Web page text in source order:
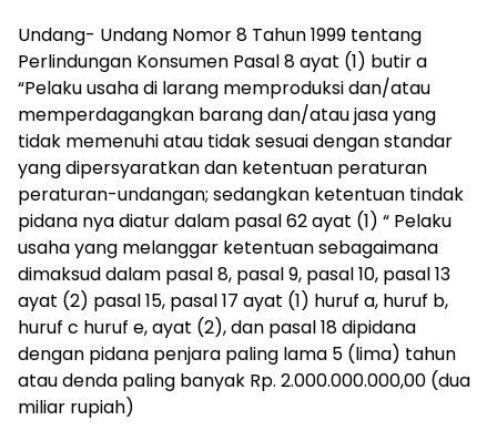
Undang- Undang Nomor 8 Tahun 1999 tentang
Perlindungan Konsumen Pasal 8 ayat (1) butir a
“Pelaku usaha di larang memproduksi dan/atau
memperdagangkan barang dan/atau jasa yang
tidak memenuhi atau tidak sesuai dengan standar
yang dipersyaratkan dan ketentuan peraturan
peraturan-undangan; sedangkan ketentuan tindak
pidana nya diatur dalam pasal 62 ayat (1) “ Pelaku
usaha yang melanggar ketentuan sebagaimana
dimaksud dalam pasal 8, pasal 9, pasal 10, pasal 13
ayat (2) pasal 15, pasal 17 ayat (1) huruf a, huruf b,
huruf c huruf e, ayat (2), dan pasal 18 dipidana
dengan pidana penjara paling lama 5 (lima) tahun
atau denda paling banyak Rp. 2.000.000.000,00 (dua
miliar rupiah)